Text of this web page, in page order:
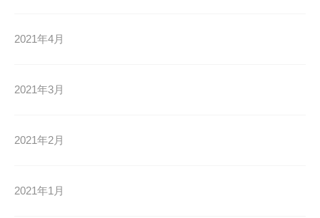
2021年4月
2021年3月
2021年2月
2021年1月